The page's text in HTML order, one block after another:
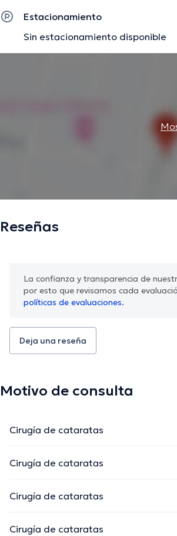
Estacionamiento
Sin estacionamiento disponible
Reseñas
La confianza y transparencia de
por esto que revisamos cada
políticas de evaluaciones.
Deja una reseña
Motivo de consulta
Cirugía de cataratas
Cirugía de cataratas
Cirugía de cataratas
Cirugía de cataratas